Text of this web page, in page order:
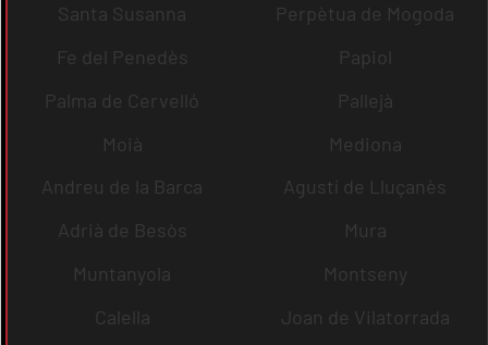
Santa Susanna
Perpètua de Mogoda
Fe del Penedès
Papiol
Palma de Cervelló
Pallejà
Moià
Mediona
Andreu de la Barca
Agustí de Lluçanès
Adrià de Besòs
Mura
Muntanyola
Montseny
Calella
Joan de Vilatorrada